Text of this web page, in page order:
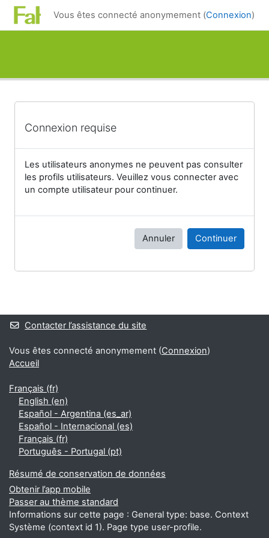
Passer au contenu principal
Vous êtes connecté anonymement (Connexion)
Connexion requise
Les utilisateurs anonymes ne peuvent pas consulter
les profils utilisateurs. Veuillez vous connecter avec
un compte utilisateur pour continuer.
Annuler Continuer
Blocs supplémentaires
Contacter l’assistance du site
Vous êtes connecté anonymement (Connexion)
Accueil
Français ‎(fr)‎
English ‎(en)‎
Español - Argentina ‎(es_ar)‎
Español - Internacional ‎(es)‎
Français ‎(fr)‎
Português - Portugal ‎(pt)‎
Résumé de conservation de données
Obtenir l’app mobile
Passer au thème standard
Informations sur cette page : General type: base. Context
Système (context id 1). Page type user-profile.